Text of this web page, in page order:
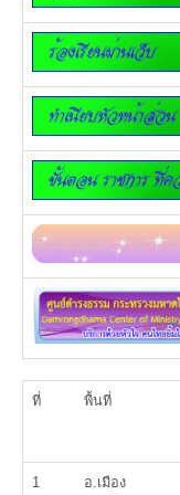
ที่ พื้นที่
1
อ.เมือง